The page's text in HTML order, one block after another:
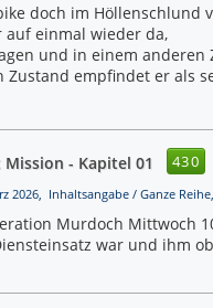
doch im Höllenschlund
auf einmal wieder da,
und in einem anderen
Zustand empfindet er als
- Kapitel 01 430
2026, Inhaltsangabe / Ganze
Murdoch Mittwoch
war und ihm